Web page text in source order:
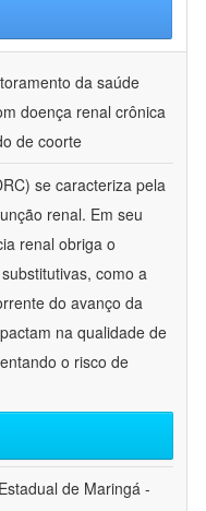
da saúde
doença renal crônica
de coorte
se caracteriza pela
renal. Em seu
renal obriga o
como a
do avanço da
na qualidade de
o risco de
de Maringá -